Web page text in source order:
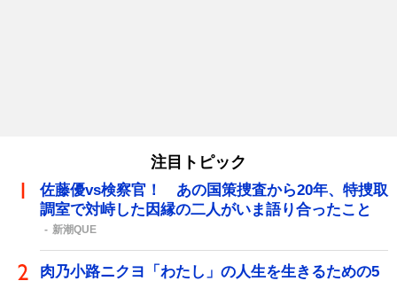
注目トピック
佐藤優vs検察官！ あの国策捜査から20年、特捜取
調室で対峙した因縁の二人がいま語り合ったこと
新潮QUE
肉乃小路ニクヨ「わたし」の人生を生きるための5